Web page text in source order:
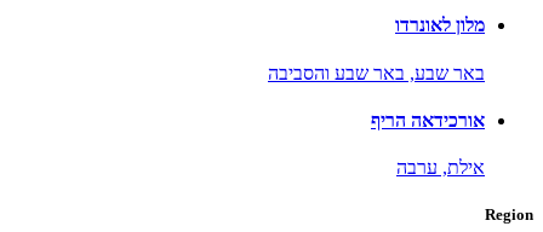
מלון לאונרדו
באר שבע, באר שבע והסביבה
אורכידאה הריף
אילת, ערבה
Region